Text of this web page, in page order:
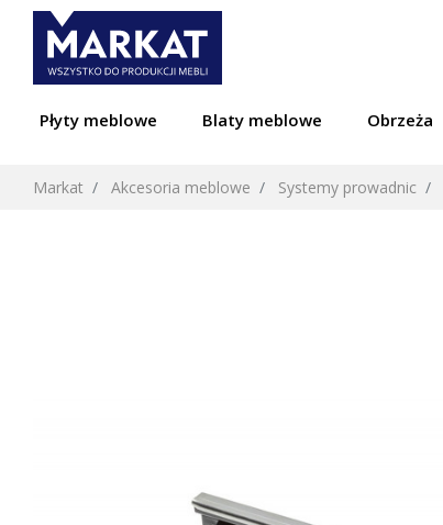
Płyty meblowe Blaty meblowe Obrzeża
Markat Akcesoria meblowe Systemy prowadnic